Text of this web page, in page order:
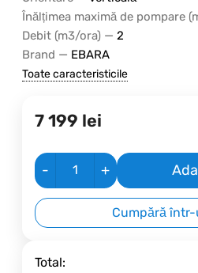
Înălțimea maximă de pompare
Debit (m3/ora) — 2
Brand — EBARA
Toate caracteristicile
7 199 lei
- +
Cumpără
Total: